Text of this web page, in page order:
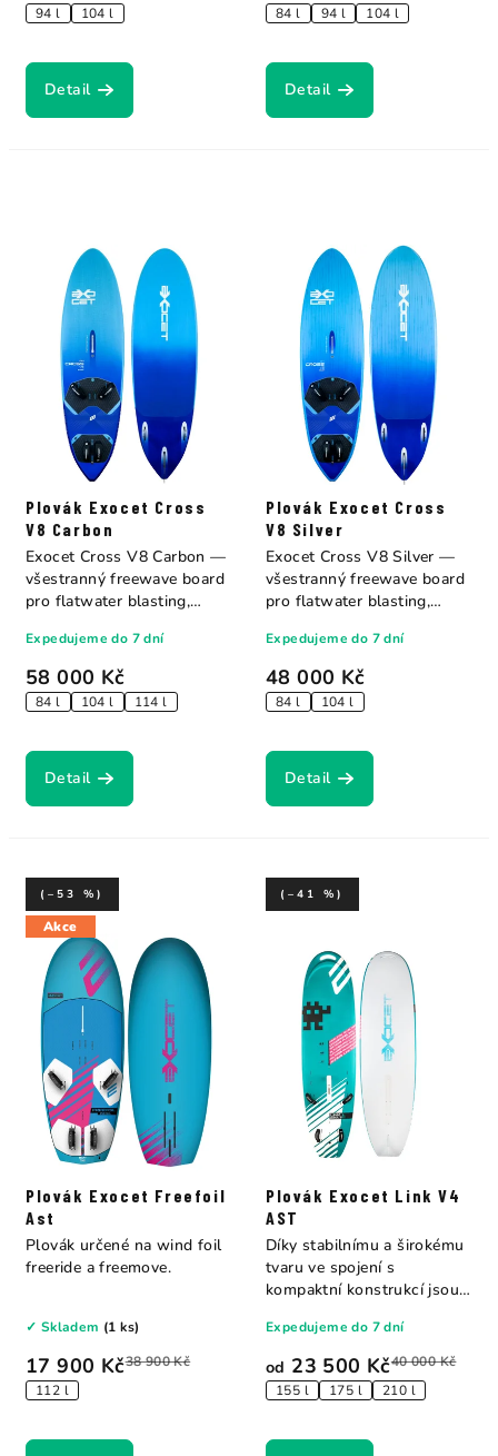
94 l 104 l
Detail
84 l 94 l 104 l
Detail
Plovák Exocet Cross
V8 Carbon
58 000 Kč
84 l 104 l 114 l
Expedujeme do 7 dní
Detail
Exocet Cross V8 Carbon —
všestranný freewave board
pro flatwater blasting,
Plovák Exocet Cross
V8 Silver
48 000 Kč
84 l 104 l
Expedujeme do 7 dní
Detail
Exocet Cross V8 Silver —
všestranný freewave board
pro flatwater blasting,
Akce
Plovák Exocet Freefoil
Ast
17 900 Kč38 900 Kč
(–53 %)
112 l
✓ Skladem (1 ks)
Plovák určené na wind foil
freeride a freemove.
Plovák Exocet Link V4
AST
od 23 500 Kč40 000 Kč
(–41 %)
155 l 175 l 210 l
Expedujeme do 7 dní
Díky stabilnímu a širokému
tvaru ve spojení s
kompaktní konstrukcí jsou